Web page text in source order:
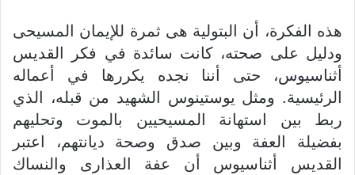
هذه الفكرة، أن البتولية هى ثمرة للإيمان المسيحى
ودليل على صحته، كانت سائدة في فكر القديس
أثناسيوس، حتى أننا نجده يكررها في أعماله
الرئيسية. ومثل يوستينوس الشهيد من قبله، الذي
ربط بين استهانة المسيحيين بالموت وتحليهم
بفضيلة العفة وبين صدق وصحة ديانتهم، اعتبر
القديس أثناسيوس أن عفة العذارى والنساك